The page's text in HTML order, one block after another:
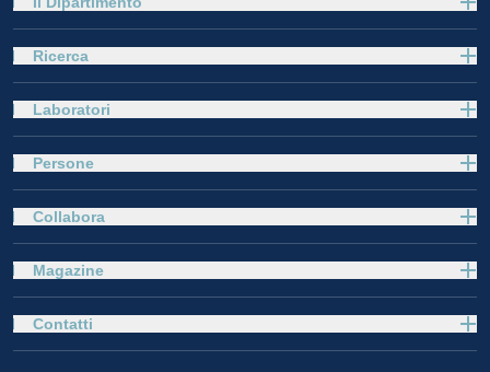
Ricerca
Laboratori
Persone
Collabora
Magazine
Contatti